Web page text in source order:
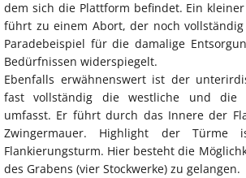
dem sich die Plattform befindet. Ein
führt zu einem Abort, der noch
Paradebeispiel für die damalige
Bedürfnissen widerspiegelt.
Ebenfalls erwähnenswert ist der
fast vollständig die westliche und die
umfasst. Er führt durch das Innere der
Zwingermauer. Highlight der Türme
Flankierungsturm. Hier besteht die
des Grabens (vier Stockwerke) zu gelangen.